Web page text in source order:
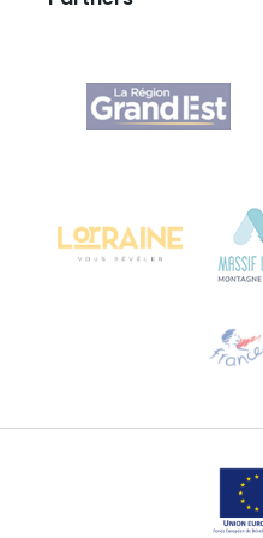
Agence Régionale du
Bureau de Colmar
Stuur